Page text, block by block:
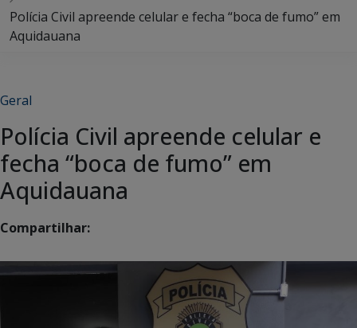
Polícia Civil apreende celular e fecha “boca de fumo” em
Aquidauana
Geral
Polícia Civil apreende celular e
fecha “boca de fumo” em
Aquidauana
Compartilhar: